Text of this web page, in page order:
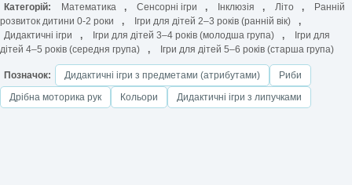
Категорій: Математика , Сенсорні ігри , Інклюзія , Літо ,
Ранній
розвиток дитини 0-2 роки
, Ігри для дітей 2–3 років (ранній вік)
,
Дидактичні ігри
, Ігри для дітей 3–4 років (молодша група) ,
Ігри для
дітей 4–5 років (середня група)
, Ігри для дітей 5–6 років (старша група)
Позначок: Дидактичні ігри з предметами (атрибутами)
Риби
Дрібна моторика рук
Кольори Дидактичні ігри з липучками